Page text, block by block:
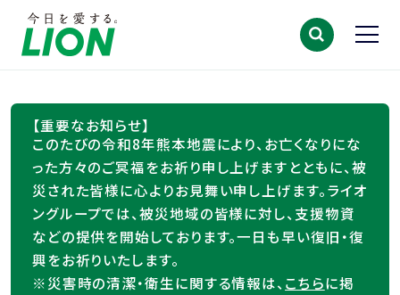
【重要なお知らせ】
このたびの令和8年熊本地震により、お亡くなりにな
った方々のご冥福をお祈り申し上げますとともに、被
災された皆様に心よりお見舞い申し上げます。ライオ
ングループでは、被災地域の皆様に対し、支援物資
などの提供を開始しております。一日も早い復旧・復
興をお祈りいたします。
※災害時の清潔・衛生に関する情報は、こちらに掲